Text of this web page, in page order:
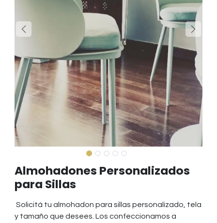
Almohadones Personalizados
para Sillas
Solicitá tu almohadon para sillas personalizado, tela
y tamaño que desees. Los confeccionamos a